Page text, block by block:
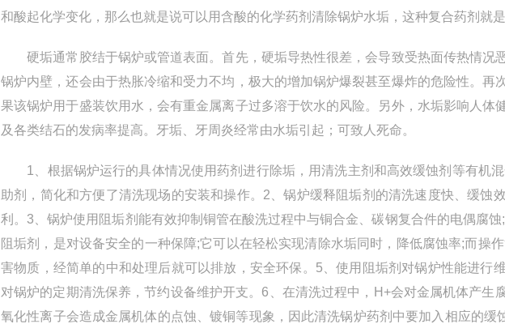
和酸起化学变化，那么也就是说可以用含酸的化学药剂清除锅炉水垢，这种复合药剂就是
硬垢通常胶结于锅炉或管道表面。首先，硬垢导热性很差，会导致受热面传热情况
锅炉内壁，还会由于热胀冷缩和受力不均，极大的增加锅炉爆裂甚至爆炸的危险性。再
果该锅炉用于盛装饮用水，会有重金属离子过多溶于饮水的风险。另外，水垢影响人体
及各类结石的发病率提高。牙垢、牙周炎经常由水垢引起；可致人死命。
1、根据锅炉运行的具体情况使用药剂进行除垢，用清洗主剂和高效缓蚀剂等有机
助剂，简化和方便了清洗现场的安装和操作。2、锅炉缓释阻垢剂的清洗速度快、缓蚀
利。3、锅炉使用阻垢剂能有效抑制铜管在酸洗过程中与铜合金、碳钢复合件的电偶腐
阻垢剂，是对设备安全的一种保障;它可以在轻松实现清除水垢同时，降低腐蚀率;而操
害物质，经简单的中和处理后就可以排放，安全环保。5、使用阻垢剂对锅炉性能进行
对锅炉的定期清洗保养，节约设备维护开支。6、在清洗过程中，H+会对金属机体产生
氧化性离子会造成金属机体的点蚀、镀铜等现象，因此清洗锅炉药剂中要加入相应的